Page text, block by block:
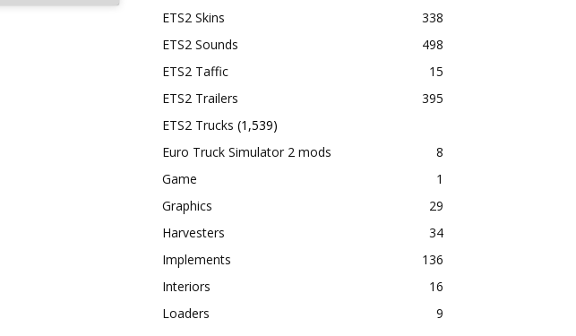
ETS2 Skins
338
ETS2 Sounds
498
ETS2 Taffic
15
ETS2 Trailers
395
ETS2 Trucks (1,539)
Euro Truck Simulator 2 mods
8
Game
1
Graphics
29
Harvesters
34
Implements
136
Interiors
16
Loaders
9